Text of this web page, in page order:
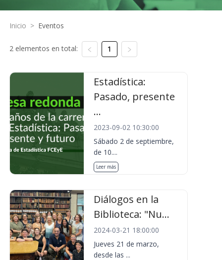
Inicio > Eventos
2 elementos en total: 1
Estadística:
Pasado, presente
...
2023-09-02 10:30:00
Sábado 2 de septiembre,
de 10....
Leer más
Diálogos en la
Biblioteca: "Nu...
2024-03-21 18:00:00
Jueves 21 de marzo,
desde las ...